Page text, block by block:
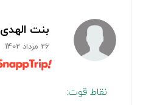
بنت الهدی
26 مرداد 1402
نقاط قوت: